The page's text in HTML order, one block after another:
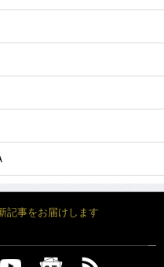
記事をお届けします